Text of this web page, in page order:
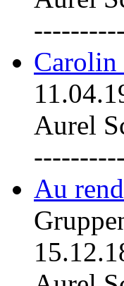
----------
Aurel
----------
Au